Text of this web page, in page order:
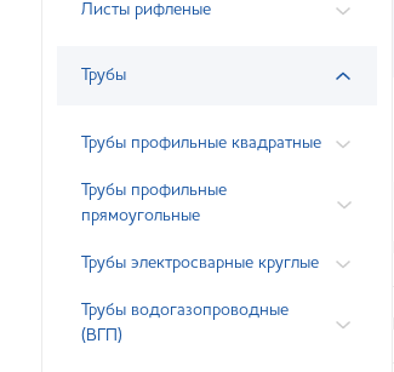
Листы рифленые
Трубы
Трубы профильные квадратные
Трубы профильные
прямоугольные
Трубы электросварные круглые
Трубы водогазопроводные
(ВГП)